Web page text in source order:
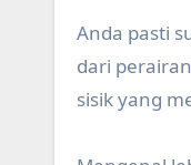
Anda pasti
dari
sisik yang